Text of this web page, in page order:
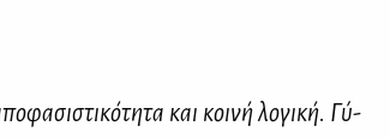
και κοι­νή λο­γι­κή. Γύ­